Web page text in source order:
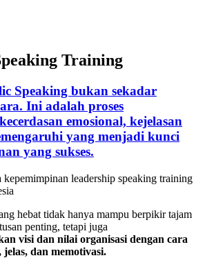
Training
Speaking bukan sekadar
Ini adalah proses
emosional, kejelasan
yang menjadi kunci
yang sukses.
hebat tidak hanya mampu berpikir tajam
penting, tetapi juga
visi dan nilai organisasi dengan cara
dan memotivasi.